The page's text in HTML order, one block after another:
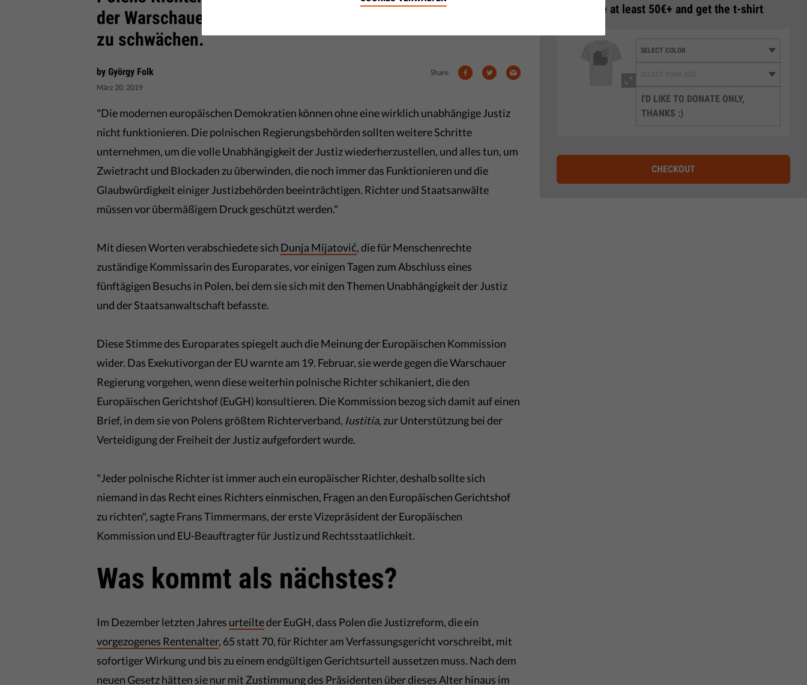
der Warschauer Regierung, die Unabhängigkeit der Justiz
zu schwächen.
by György Folk
März 20, 2019
Share
"Die modernen europäischen Demokratien können ohne eine wirklich unabhängige Justiz
nicht funktionieren. Die polnischen Regierungsbehörden sollten weitere Schritte
unternehmen, um die volle Unabhängigkeit der Justiz wiederherzustellen, und alles tun, um
Zwietracht und Blockaden zu überwinden, die noch immer das Funktionieren und die
Glaubwürdigkeit einiger Justizbehörden beeinträchtigen. Richter und Staatsanwälte
müssen vor übermäßigem Druck geschützt werden."
Mit diesen Worten verabschiedete sich Dunja Mijatović, die für Menschenrechte
zuständige Kommissarin des Europarates, vor einigen Tagen zum Abschluss eines
fünftägigen Besuchs in Polen, bei dem sie sich mit den Themen Unabhängigkeit der Justiz
und der Staatsanwaltschaft befasste.
Diese Stimme des Europarates spiegelt auch die Meinung der Europäischen Kommission
wider. Das Exekutivorgan der EU warnte am 19. Februar, sie werde gegen die Warschauer
Regierung vorgehen, wenn diese weiterhin polnische Richter schikaniert, die den
Europäischen Gerichtshof (EuGH) konsultieren. Die Kommission bezog sich damit auf einen
Brief, in dem sie von Polens größtem Richterverband, Iustitia, zur Unterstützung bei der
Verteidigung der Freiheit der Justiz aufgefordert wurde.
"Jeder polnische Richter ist immer auch ein europäischer Richter, deshalb sollte sich
niemand in das Recht eines Richters einmischen, Fragen an den Europäischen Gerichtshof
zu richten", sagte Frans Timmermans, der erste Vizepräsident der Europäischen
Kommission und EU-Beauftragter für Justiz und Rechtsstaatlichkeit.
Was kommt als nächstes?
Im Dezember letzten Jahres urteilteder EuGH, dass Polen die Justizreform, die ein
vorgezogenes Rentenalter, 65 statt 70, für Richter am Verfassungsgericht vorschreibt, mit
sofortiger Wirkung und bis zu einem endgültigen Gerichtsurteil aussetzen muss. Nach dem
neuen Gesetz hätten sie nur mit Zustimmung des Präsidenten über dieses Alter hinaus im
Donate at least 50€+ and get the t-shirt
I'D LIKE TO DONATE ONLY,
THANKS :)
CHECKOUT